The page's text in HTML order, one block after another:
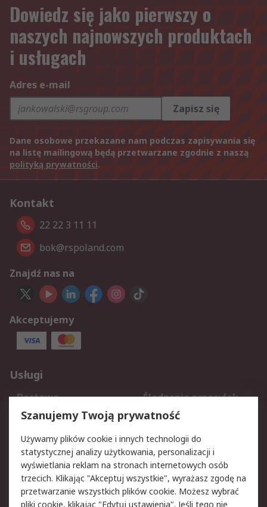
Dowiedz się jako pierwszy o
naszych najnowszych produktach
i usługach
Adres e-mail
Zapisz się
Dane osobowe przekazane nam podczas zapisywania się
na listę mailingową będą przetwarzane zgodnie z naszą
polityką prywatności.
Kontakt
22 22 3 11 11
bok@rspoland.com
Znajdź nas na
Akceptujemy
Usługi
Dostawa
Śledzenie przesyłek
Reklamacje i zwroty
Rejestracja
Aspekty prawne
Bezpieczeństwo e-
maila
Polityka dotycząca
plików cookie
Szanujemy Twoją prywatność
Używamy plików cookie i innych technologii do
statystycznej analizy użytkowania, personalizacji i
wyświetlania reklam na stronach internetowych osób
trzecich. Klikając "Akceptuj wszystkie", wyrażasz zgodę na
przetwarzanie wszystkich plików cookie. Możesz wybrać
pliki cookie, klikając "Edytuj ustawienia". Jeśli tego nie